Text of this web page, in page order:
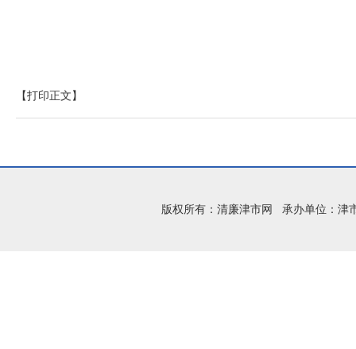
【打印正文】
版权所有：清廉津市网 承办单位：津